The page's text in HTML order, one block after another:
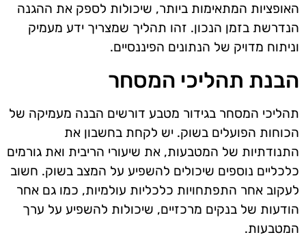
האופציות המתאימות ביותר, שיכולות לספק את ההגנה
הנדרשת בזמן הנכון. זהו תהליך שמצריך ידע מעמיק
וניתוח מדויק של הנתונים הפיננסיים.
הבנת תהליכי המסחר
תהליכי המסחר בגידור מטבע דורשים הבנה מעמיקה של
הכוחות הפועלים בשוק. יש לקחת בחשבון את
התנודתיות של המטבעות, את שיעורי הריבית ואת גורמים
כלכליים נוספים שיכולים להשפיע על המצב בשוק. חשוב
לעקוב אחר התפתחויות כלכליות עולמיות, כמו גם אחר
הודעות של בנקים מרכזיים, שיכולות להשפיע על ערך
המטבעות.